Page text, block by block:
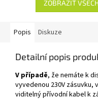
ZOBRAZIT
Popis Diskuze
Detailní popis
V případě, že nemáte k
vyvedenou 230V zásuvku,
viditelný přívodní kabel k